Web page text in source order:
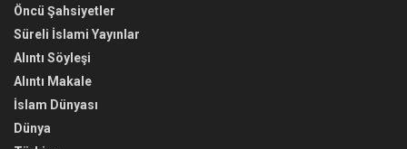
Öncü Şahsiyetler
Süreli İslami Yayınlar
Alıntı Söyleşi
Alıntı Makale
İslam Dünyası
Dünya